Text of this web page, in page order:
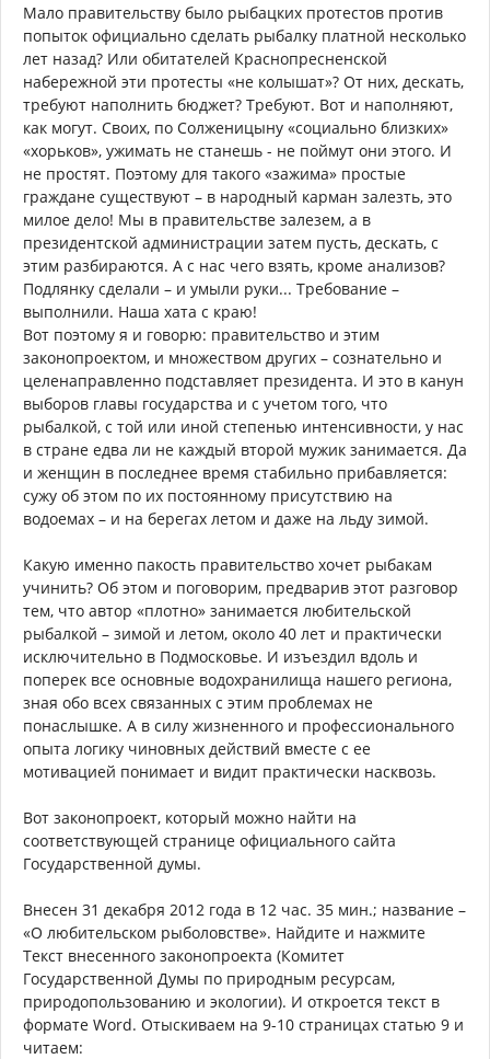
Мало правительству было рыбацких протестов против
попыток официально сделать рыбалку платной несколько
лет назад? Или обитателей Краснопресненской
набережной эти протесты «не колышат»? От них, дескать,
требуют наполнить бюджет? Требуют. Вот и наполняют,
как могут. Своих, по Солженицыну «социально близких»
«хорьков», ужимать не станешь - не поймут они этого. И
не простят. Поэтому для такого «зажима» простые
граждане существуют – в народный карман залезть, это
милое дело! Мы в правительстве залезем, а в
президентской администрации затем пусть, дескать, с
этим разбираются. А с нас чего взять, кроме анализов?
Подлянку сделали – и умыли руки... Требование –
выполнили. Наша хата с краю!
Вот поэтому я и говорю: правительство и этим
законопроектом, и множеством других – сознательно и
целенаправленно подставляет президента. И это в канун
выборов главы государства и с учетом того, что
рыбалкой, с той или иной степенью интенсивности, у нас
в стране едва ли не каждый второй мужик занимается. Да
и женщин в последнее время стабильно прибавляется:
сужу об этом по их постоянному присутствию на
водоемах – и на берегах летом и даже на льду зимой.
Какую именно пакость правительство хочет рыбакам
учинить? Об этом и поговорим, предварив этот разговор
тем, что автор «плотно» занимается любительской
рыбалкой – зимой и летом, около 40 лет и практически
исключительно в Подмосковье. И изъездил вдоль и
поперек все основные водохранилища нашего региона,
зная обо всех связанных с этим проблемах не
понаслышке. А в силу жизненного и профессионального
опыта логику чиновных действий вместе с ее
мотивацией понимает и видит практически насквозь.
Вот законопроект, который можно найти на
соответствующей странице официального сайта
Государственной думы.
Внесен 31 декабря 2012 года в 12 час. 35 мин.; название –
«О любительском рыболовстве». Найдите и нажмите
Текст внесенного законопроекта (Комитет
Государственной Думы по природным ресурсам,
природопользованию и экологии). И откроется текст в
формате Word. Отыскиваем на 9-10 страницах статью 9 и
читаем: